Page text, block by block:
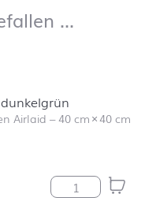
…
Filter springen
Airlaid –40 cm×40 cm
Serviette Uni